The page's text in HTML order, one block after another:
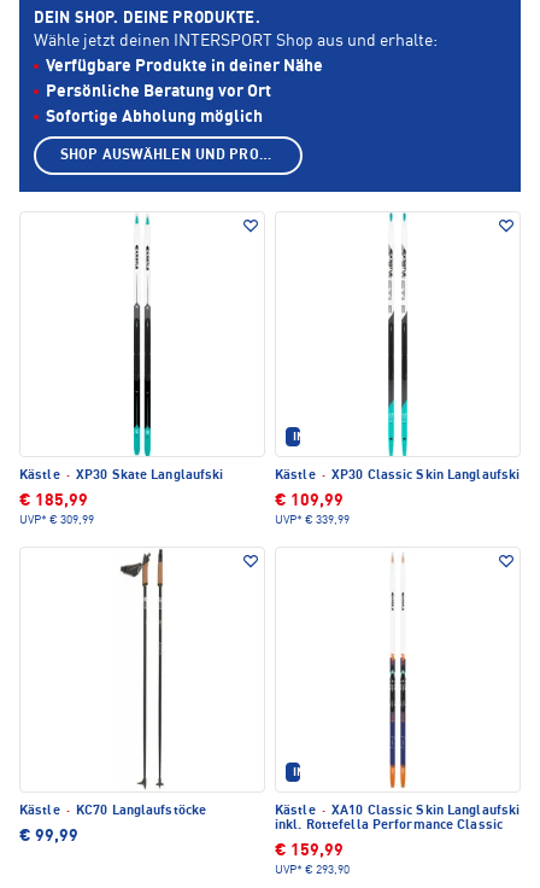
Kästle · XP30 Skate Langlaufski
€ 185,99
UVP* € 309,99
IM SET ERHÄLTLICH
Kästle · XP30 Classic Skin Langlaufski
€ 109,99
UVP* € 339,99
Kästle · KC70 Langlaufstöcke
€ 99,99
IM SET ERHÄLTLICH
Kästle · XA10 Classic Skin Langlaufski
inkl. Rottefella Performance Classic
€ 159,99
UVP* € 293,90
DEIN SHOP. DEINE PRODUKTE.
Wähle jetzt deinen INTERSPORT Shop aus und erhalte:
Verfügbare Produkte in deiner Nähe
Persönliche Beratung vor Ort
Sofortige Abholung möglich
SHOP AUSWÄHLEN UND PRODUKTE ANZEIGEN